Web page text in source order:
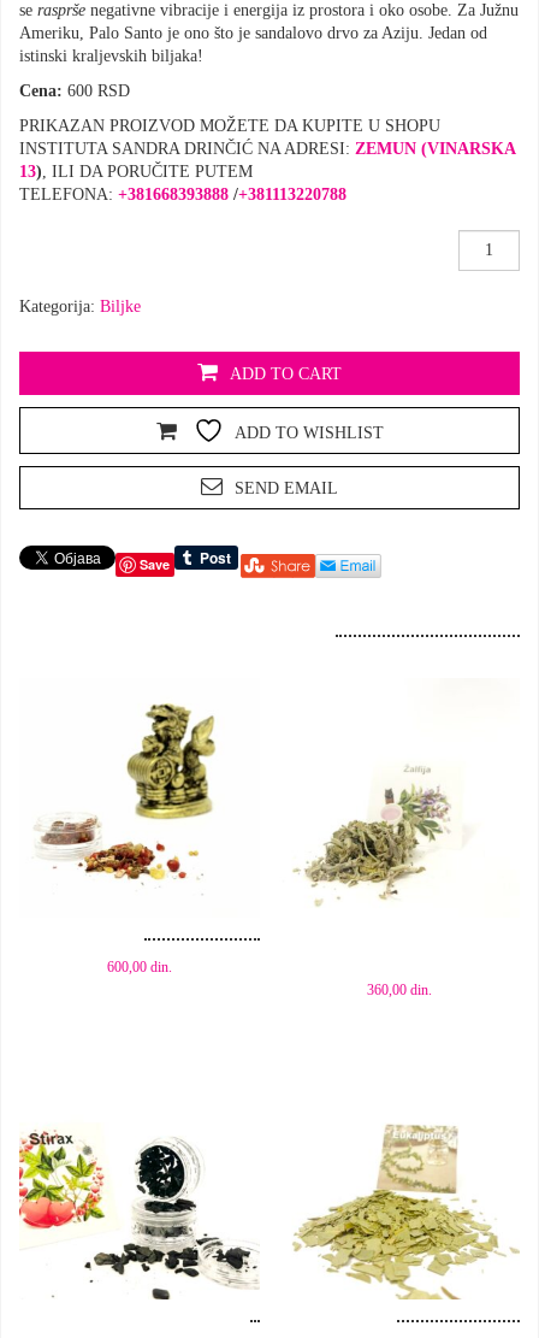
se rasprše negativne vibracije i energija iz prostora i oko osobe. Za Južnu
Ameriku, Palo Santo je ono što je sandalovo drvo za Aziju. Jedan od
istinski kraljevskih biljaka!
Cena: 600 RSD
PRIKAZAN PROIZVOD MOŽETE DA KUPITE U SHOPU
INSTITUTA SANDRA DRINČIĆ NA ADRESI: ZEMUN (VINARSKA
13), ILI DA PORUČITE PUTEM
TELEFONA: +381668393888 /+381113220788
Palo
Kategorija: Biljke
ADD TO CART
ADD TO WISHLIST
SEND EMAIL
Save
600,00 din.
Dodaj u korpu
360,00din.
Dodaj u korpu Dodaj u korpu